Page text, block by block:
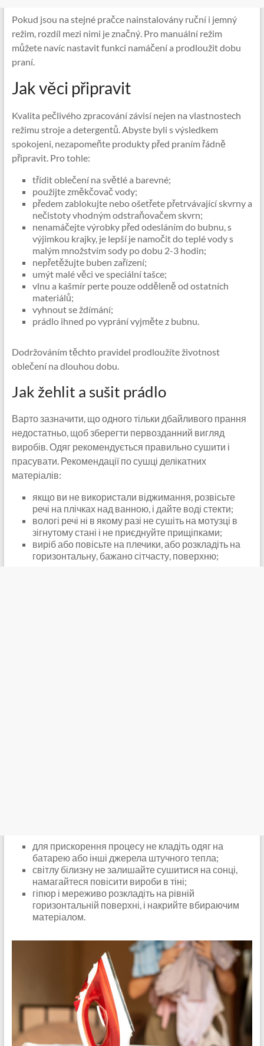
Pokud jsou na stejné pračce nainstalovány ruční i jemný
režim, rozdíl mezi nimi je značný. Pro manuální režim
můžete navíc nastavit funkci namáčení a prodloužit dobu
praní.
Jak věci připravit
Kvalita pečlivého zpracování závisí nejen na vlastnostech
režimu stroje a detergentů. Abyste byli s výsledkem
spokojeni, nezapomeňte produkty před praním řádně
připravit. Pro tohle:
třídit oblečení na světlé a barevné;
použijte změkčovač vody;
předem zablokujte nebo ošetřete přetrvávající skvrny a
nečistoty vhodným odstraňovačem skvrn;
nenamáčejte výrobky před odesláním do bubnu, s
výjimkou krajky, je lepší je namočit do teplé vody s
malým množstvím sody po dobu 2-3 hodin;
nepřetěžujte buben zařízení;
umýt malé věci ve speciální tašce;
vlnu a kašmír perte pouze odděleně od ostatních
materiálů;
vyhnout se ždímání;
prádlo ihned po vyprání vyjměte z bubnu.
Dodržováním těchto pravidel prodloužíte životnost
oblečení na dlouhou dobu.
Jak žehlit a sušit prádlo
Варто зазначити, що одного тільки дбайливого прання
недостатньо, щоб зберегти первозданний вигляд
виробів. Одяг рекомендується правильно сушити і
прасувати. Рекомендації по сушці делікатних
матеріалів:
якщо ви не використали віджимання, розвісьте
речі на плічках над ванною, і дайте воді стекти;
вологі речі ні в якому разі не сушіть на мотузці в
зігнутому стані і не приєднуйте прищіпками;
виріб або повісьте на плечики, або розкладіть на
горизонтальну, бажано сітчасту, поверхню;
для прискорення процесу не кладіть одяг на
батарею або інші джерела штучного тепла;
світлу білизну не залишайте сушитися на сонці,
намагайтеся повісити вироби в тіні;
гіпюр і мереживо розкладіть на рівній
горизонтальній поверхні, і накрийте вбираючим
матеріалом.